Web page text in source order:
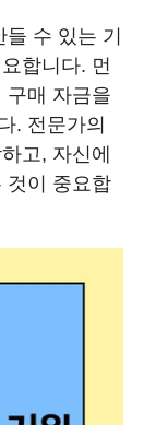
수 있는 기
합니다. 먼
구매 자금을
. 전문가의
고, 자신에
것이 중요합